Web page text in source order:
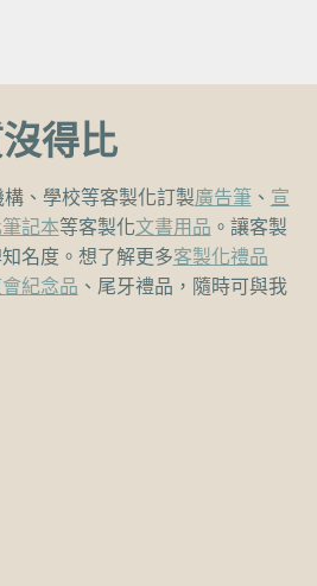
得比
、學校等客製化訂製廣告筆、 宣
記本等客製化文書用品 。讓客製
名度。想了解更多客製化禮品
紀念品 、尾牙禮品，隨時可與我